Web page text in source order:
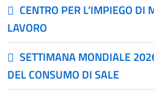
CENTRO PER L’IMPIEGO DI
LAVORO
SETTIMANA MONDIALE
DEL CONSUMO DI SALE